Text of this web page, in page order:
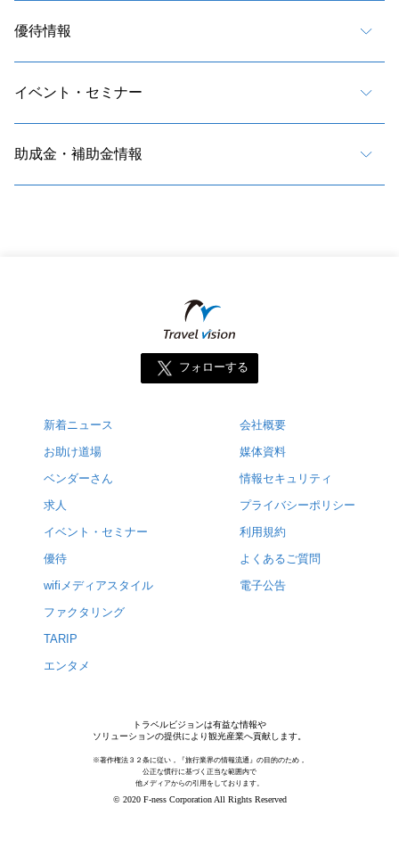
優待情報
イベント・セミナー
助成金・補助金情報
フォローする
新着ニュース
お助け道場
ベンダーさん
求人
イベント・セミナー
優待
wifiメディアスタイル
ファクタリング
TARIP
エンタメ
会社概要
媒体資料
情報セキュリティ
プライバシーポリシー
利用規約
よくあるご質問
電子公告
トラベルビジョンは有益な情報や
ソリューションの提供により観光産業へ貢献します。
※著作権法３２条に従い，『旅行業界の情報流通』の目的のため，
公正な慣行に基づく正当な範囲内で
他メディアからの引用をしております。
© 2020 F-ness Corporation All Rights Reserved